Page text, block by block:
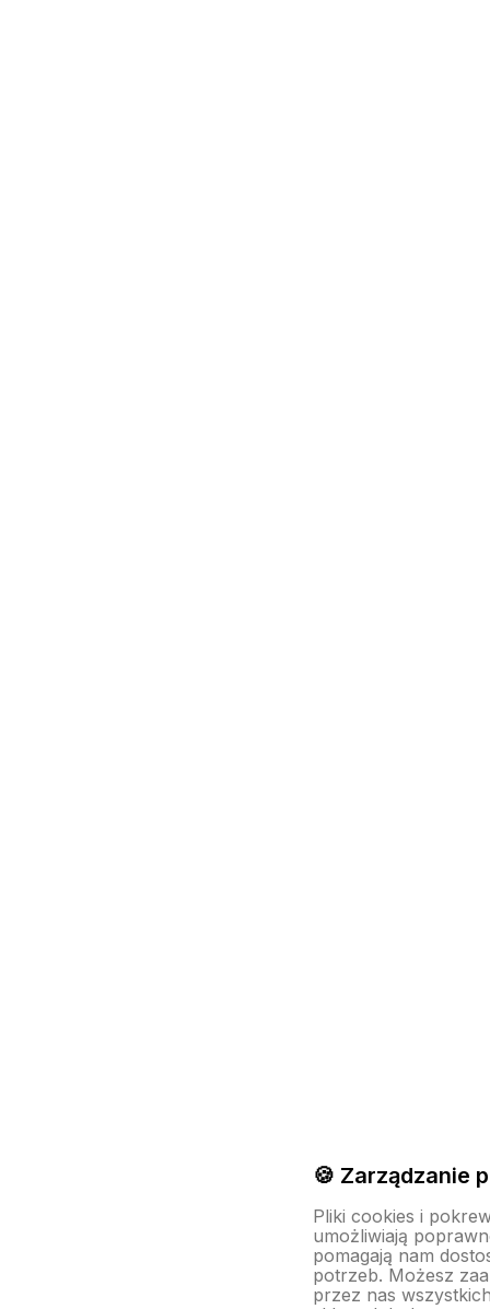
🍪 Zarządzanie
Pliki cookies i
umożliwiają
pomagają nam
potrzeb. Możesz
przez nas